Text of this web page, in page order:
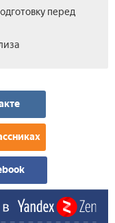
перед